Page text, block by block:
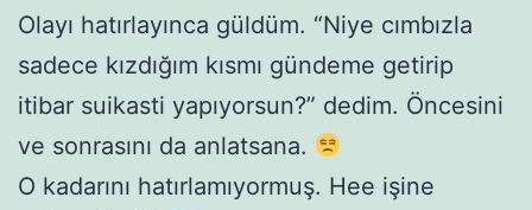
Olayı hatırlayınca güldüm. “Niye cımbızla
sadece kızdığım kısmı gündeme getirip
itibar suikasti yapıyorsun?” dedim. Öncesini
ve sonrasını da anlatsana.
O kadarını hatırlamıyormuş. Hee işine